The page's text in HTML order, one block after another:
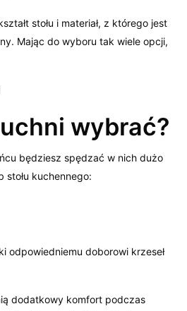
stołu i materiał, z którego jest
Mając do wyboru tak wiele opcji,
wybrać?
będziesz spędzać w nich dużo
kuchennego:
odpowiedniemu doborowi krzeseł
dodatkowy komfort podczas